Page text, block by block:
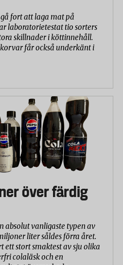
fort att laga mat på
laboratorietestat tio sorters
skillnader i köttinnehåll.
får också underkänt i
över färdig
absolut vanligaste typen av
liter såldes förra året.
ett stort smaktest av sju olika
colaläsk och en